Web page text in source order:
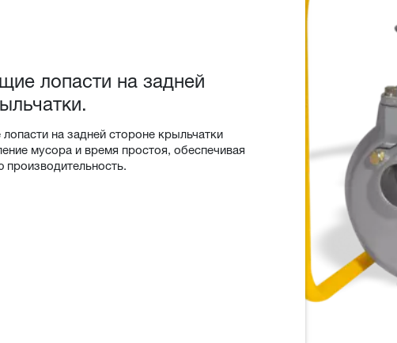
лопасти на задней
на задней стороне крыльчатки
мусора и время простоя, обеспечивая